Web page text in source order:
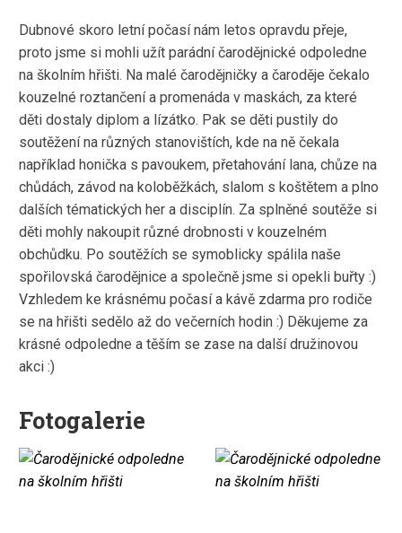
Dubnové skoro letní počasí nám letos opravdu přeje,
proto jsme si mohli užít parádní čarodějnické odpoledne
na školním hřišti. Na malé čarodějničky a čaroděje čekalo
kouzelné roztančení a promenáda v maskách, za které
děti dostaly diplom a lízátko. Pak se děti pustily do
soutěžení na různých stanovištích, kde na ně čekala
například honička s pavoukem, přetahování lana, chůze na
chůdách, závod na koloběžkách, slalom s koštětem a plno
dalších tématických her a disciplín. Za splněné soutěže si
děti mohly nakoupit různé drobnosti v kouzelném
obchůdku. Po soutěžích se symoblicky spálila naše
spořilovská čarodějnice a společně jsme si opekli buřty :)
Vzhledem ke krásnému počasí a kávě zdarma pro rodiče
se na hřišti sedělo až do večerních hodin :) Děkujeme za
krásné odpoledne a těším se zase na další družinovou
akci :)
Fotogalerie